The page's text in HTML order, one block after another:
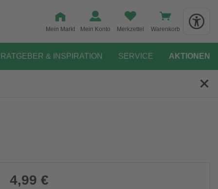
Mein Markt Mein Konto Merkzettel Warenkorb
RATGEBER & INSPIRATION SERVICE AKTIONEN
4,99 €